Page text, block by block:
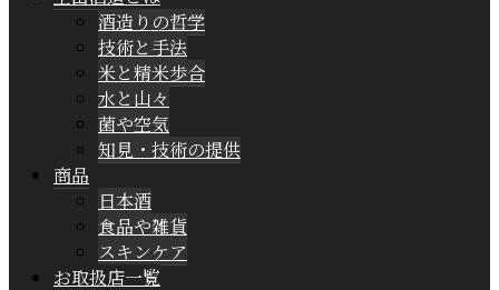
酒造りの哲学
技術と手法
米と精米歩合
水と山々
菌や空気
知見・技術の提供
商品
日本酒
食品や雑貨
スキンケア
お取扱店一覧